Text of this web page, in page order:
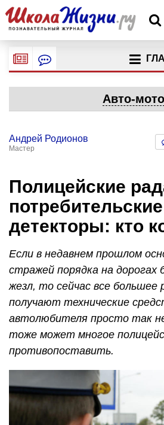
Авто-мото
Андрей Родионов
Мастер
Полицейские
потребительские
детекторы: кто
Если в недавнем прошлом
стражей порядка на дорогах
жезл, то сейчас все большее
получают технические
автолюбителя просто так
тоже может многое
противопоставить.